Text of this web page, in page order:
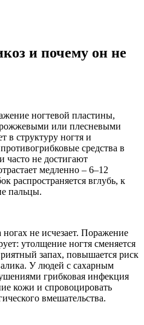
и почему он не
ногтевой пластины,
или плесневыми
в структуру ногтя и
средства в
часто не достигают
медленно – 6–12
распространяется вглубь, к
пальцы.
не исчезает. Поражение
утолщение ногтя сменяется
запах, повышается риск
У людей с сахарным
грибковая инфекция
кожи и спровоцировать
вмешательства.